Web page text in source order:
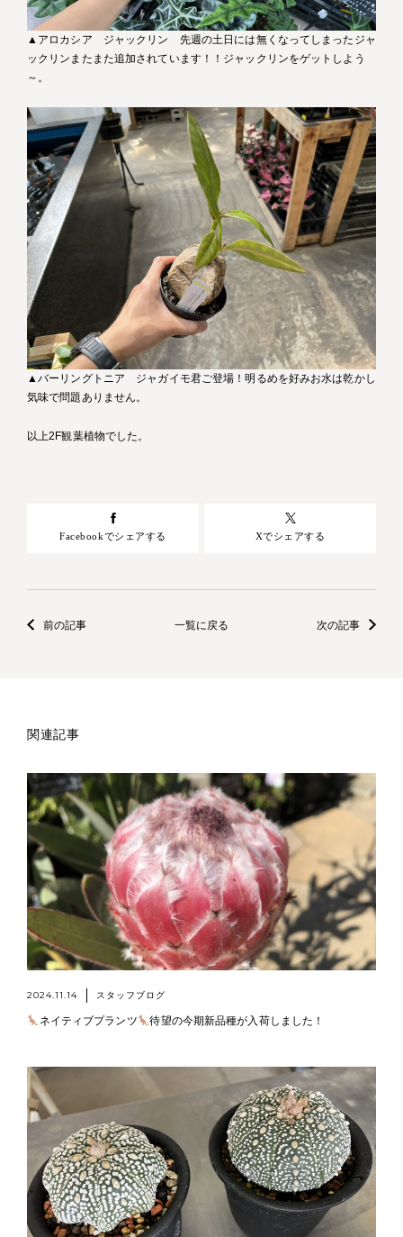
▲アロカシア ジャックリン 先週の土日には無くなってしまったジャ
ックリンまたまた追加されています！！ジャックリンをゲットしよう
～。
▲バーリングトニア ジャガイモ君ご登場！明るめを好みお水は乾かし
気味で問題ありません。
以上2F観葉植物でした。
Facebookでシェアする Xでシェアする
前の記事 一覧に戻る 次の記事
関連記事
2024.11.14 スタッフブログ
ネイティブプランツ 待望の今期新品種が入荷しました！